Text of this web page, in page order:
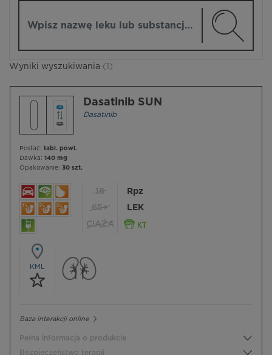
Wyniki wyszukiwania (1)
Dasatinib SUN
Dasatinib
Postać: tabl. powl.
Dawka: 140 mg
Opakowanie: 30 szt.
18
65+
CIĄŻA
Rpz
LEK
KML
Baza interakcji online
Pełna informacja o produkcie
Bezpieczeństwo terapii